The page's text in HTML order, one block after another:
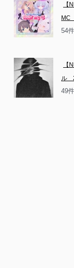
【
MC
54
【
ル
49